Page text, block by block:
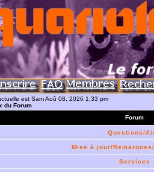
est Sam Aoû 08, 2026 1:33 pm
du Forum
Forum
Questions/
Mise à jour/
Services